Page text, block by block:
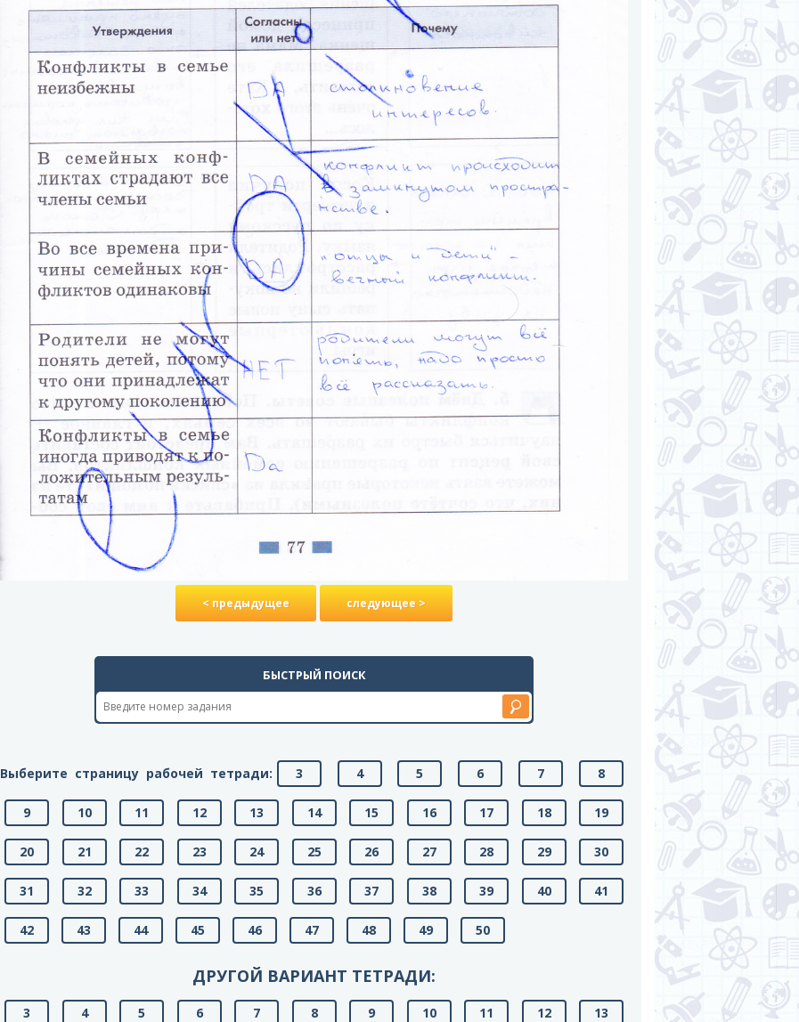
< предыдущее следующее >
БЫСТРЫЙ ПОИСК
Выберите страницу рабочей тетради: 3 4 5 6 7 8
9 10 11 12 13 14 15 16 17 18 19
20 21 22 23 24 25 26 27 28 29 30
31 32 33 34 35 36 37 38 39 40 41
42 43 44 45 46 47 48 49 50
ДРУГОЙ ВАРИАНТ ТЕТРАДИ:
3 4 5 6 7 8 9 10 11 12 13